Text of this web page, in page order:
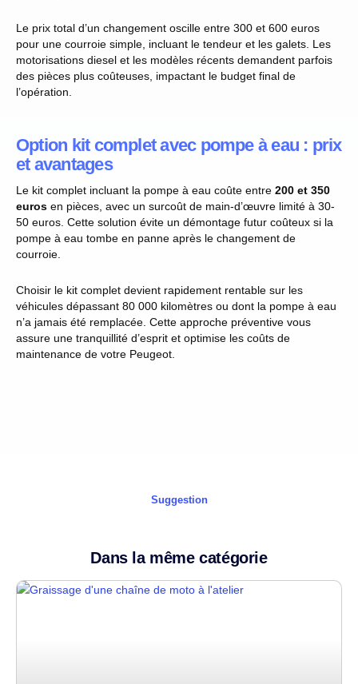
Le prix total d’un changement oscille entre 300 et 600 euros
pour une courroie simple, incluant le tendeur et les galets. Les
motorisations diesel et les modèles récents demandent parfois
des pièces plus coûteuses, impactant le budget final de
l’opération.
Option kit complet avec pompe à eau : prix
et avantages
Le kit complet incluant la pompe à eau coûte entre 200 et 350
euros en pièces, avec un surcoût de main-d’œuvre limité à 30-
50 euros. Cette solution évite un démontage futur coûteux si la
pompe à eau tombe en panne après le changement de
courroie.
Choisir le kit complet devient rapidement rentable sur les
véhicules dépassant 80 000 kilomètres ou dont la pompe à eau
n’a jamais été remplacée. Cette approche préventive vous
assure une tranquillité d’esprit et optimise les coûts de
maintenance de votre Peugeot.
Suggestion
Dans la même catégorie